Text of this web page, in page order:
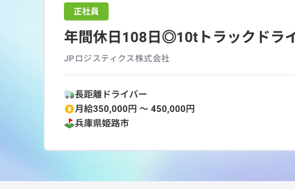
正社員
年間休日108日◎10tトラックドラ
JPロジスティクス株式会社
長距離ドライバー
月給350,000円 〜 450,000円
兵庫県姫路市